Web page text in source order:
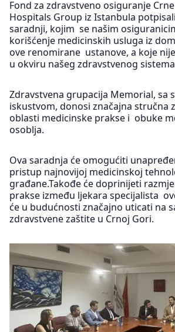
Fond za zdravstveno osiguranje
Hospitals Group iz Istanbula
saradnji, kojim se našim
korišćenje medicinskih usluga iz
ove renomirane ustanove, a koje
u okviru našeg zdravstvenog
Zdravstvena grupacija Memorial, sa
iskustvom, donosi značajna stručna
oblasti medicinske prakse i obuke
osoblja.
Ova saradnja će omogućiti
pristup najnovijoj medicinskoj
građane.Takođe će doprinijeti
prakse između ljekara specijalista
će u budućnosti značajno uticati na
zdravstvene zaštite u Crnoj Gori.